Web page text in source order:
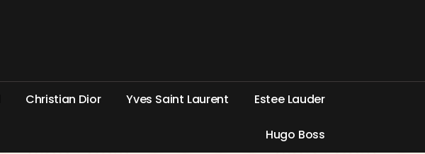
Christian Dior Yves Saint Laurent Estee Lauder
Hugo Boss